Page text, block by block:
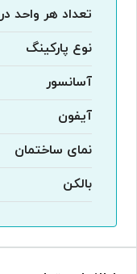
تعداد هر واحد
نوع پارکینگ
آسانسور
آیفون
نمای ساختمان
بالکن